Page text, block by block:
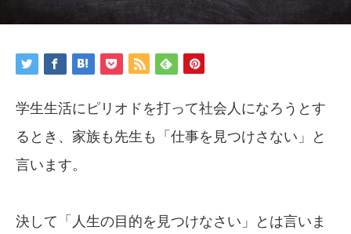
学生生活にピリオドを打って社会人になろうとす
るとき、家族も先生も「仕事を見つけさない」と
言います。
決して「人生の目的を見つけなさい」とは言いま